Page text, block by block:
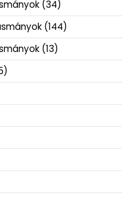
(34)
(144)
(13)